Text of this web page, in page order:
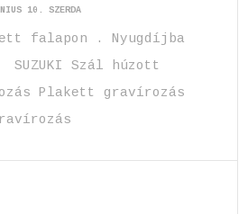
10. SZERDA
falapon . Nyugdíjba
Szál húzott
Plakett gravírozás